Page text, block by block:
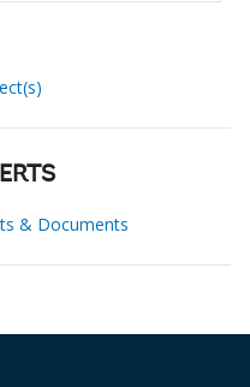
& Documents